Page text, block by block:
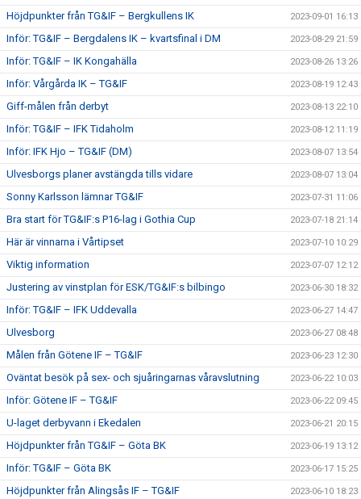
Höjdpunkter från TG&IF – Bergkullens IK 2023-09-01 16:13
Inför: TG&IF – Bergdalens IK – kvartsfinal i DM 2023-08-29 21:59
Inför: TG&IF – IK Kongahälla 2023-08-26 13:26
Inför: Vårgårda IK – TG&IF 2023-08-19 12:43
Giff-målen från derbyt 2023-08-13 22:10
Inför: TG&IF – IFK Tidaholm 2023-08-12 11:19
Inför: IFK Hjo – TG&IF (DM) 2023-08-07 13:54
Ulvesborgs planer avstängda tills vidare 2023-08-07 13:04
Sonny Karlsson lämnar TG&IF 2023-07-31 11:06
Bra start för TG&IF:s P16-lag i Gothia Cup 2023-07-18 21:14
Här är vinnarna i Vårtipset 2023-07-10 10:29
Viktig information 2023-07-07 12:12
Justering av vinstplan för ESK/TG&IF:s bilbingo 2023-06-30 18:32
Inför: TG&IF – IFK Uddevalla 2023-06-27 14:47
Ulvesborg 2023-06-27 08:48
Målen från Götene IF – TG&IF 2023-06-23 12:30
Oväntat besök på sex- och sjuåringarnas våravslutning 2023-06-22 10:03
Inför: Götene IF – TG&IF 2023-06-22 09:45
U-laget derbyvann i Ekedalen 2023-06-21 20:15
Höjdpunkter från TG&IF – Göta BK 2023-06-19 13:12
Inför: TG&IF – Göta BK 2023-06-17 15:25
Höjdpunkter från Alingsås IF – TG&IF 2023-06-10 18:23